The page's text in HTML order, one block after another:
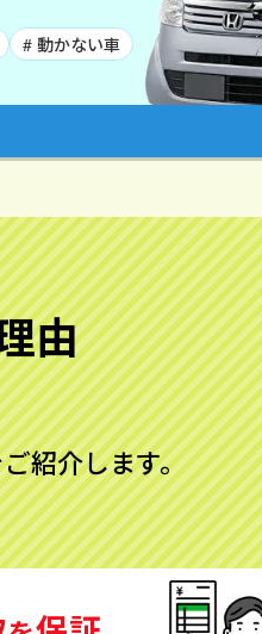
# 動かない車
由
紹介します。